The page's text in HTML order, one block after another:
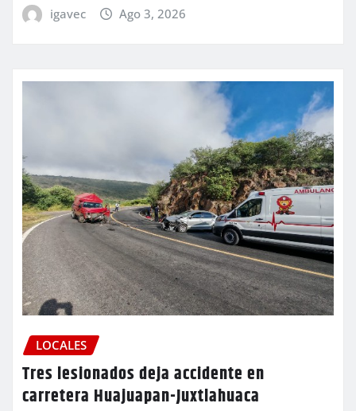
igavec Ago 3, 2026
LOCALES
Tres lesionados deja accidente en
carretera Huajuapan-Juxtlahuaca